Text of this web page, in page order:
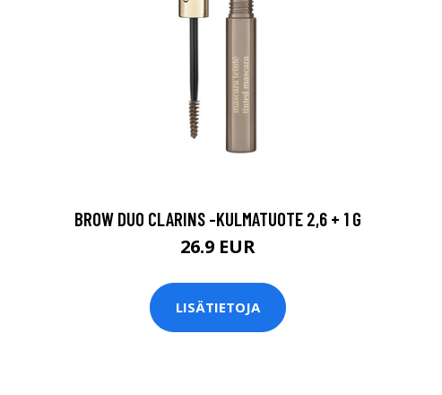
BROW DUO CLARINS -KULMATUOTE 2,6 + 1 G
26.9 EUR
LISÄTIETOJA